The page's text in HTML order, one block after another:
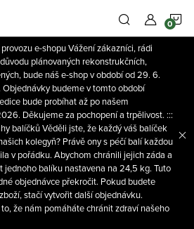
e-shopu Vážení zákazníci, rádi
plánovaných rekonstrukčních,
bude náš e-shop v období od 29. 6.
budeme v tomto období
bude probíhat až po našem
Děkujeme za pochopení a trpělivost. :::
balíčků Věděli jste, že každý váš balíček
kolegyň? Právě ony s péčí balí každou
v pořádku. Abychom chránili jejich záda a
balíku nastavena na 24,5 kg. Tuto
objednávce překročit. Pokud budete
stačí vytvořit další objednávku.
že nám pomáháte chránit zdraví našeho